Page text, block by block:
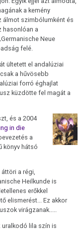
a kemény
álmot szimbólumként és
hasonlóan a
Neue
felé.
ültetett el andalúziai
a hűvösebb
forró éghajlat
küzdötte fel magát a
és a 2004
in die
a
könyv hátsó
a régi,
Heilkunde is
erőkkel
elismerést... Ez akkor
virágzanak.....
uralkodó lila szín is